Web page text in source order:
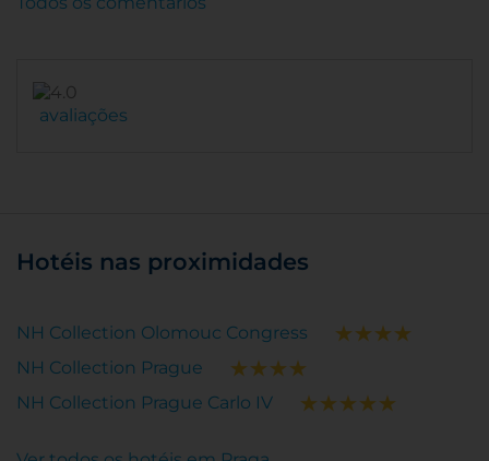
avaliações
Hotéis nas proximidades
NH Collection Olomouc Congress
NH Collection Prague
NH Collection Prague Carlo IV